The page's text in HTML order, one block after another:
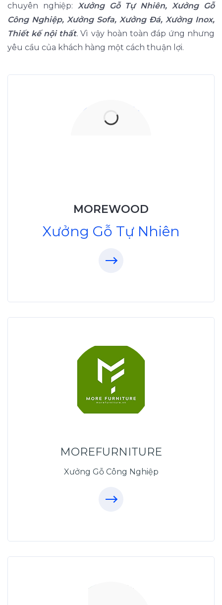
chuyên nghiệp: Xưởng Gỗ Tự Nhiên, Xưởng Gỗ
Công Nghiệp, Xưởng Sofa, Xưởng Đá, Xưởng Inox,
Thiết kế nội thất. Vì vậy hoàn toàn đáp ứng nhưng
yêu cầu của khách hàng một cách thuận lợi.
MOREWOOD
Xưởng Gỗ Tự Nhiên
Xưởng Gỗ Tự Nhiên
09.31.32.33.00
MOREFURNITURE
Xưởng Gỗ Công Nghiệp
Xưởng Gỗ Công Nghiệp
MoreFurniture
09.31.31.44.99